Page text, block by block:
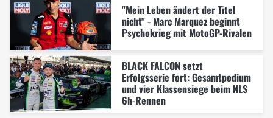
"Mein Leben ändert der Titel
nicht" - Marc Marquez beginnt
Psychokrieg mit MotoGP-Rivalen
BLACK FALCON setzt
Erfolgsserie fort: Gesamtpodium
und vier Klassensiege beim NLS
6h-Rennen